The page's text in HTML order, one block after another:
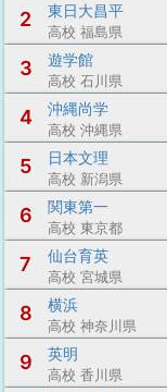
2 東日大昌平
高校 福島県
3 遊学館
高校 石川県
4 沖縄尚学
高校 沖縄県
5 日本文理
高校 新潟県
6 関東第一
高校 東京都
7 仙台育英
高校 宮城県
8 横浜
高校 神奈川県
9 英明
高校 香川県